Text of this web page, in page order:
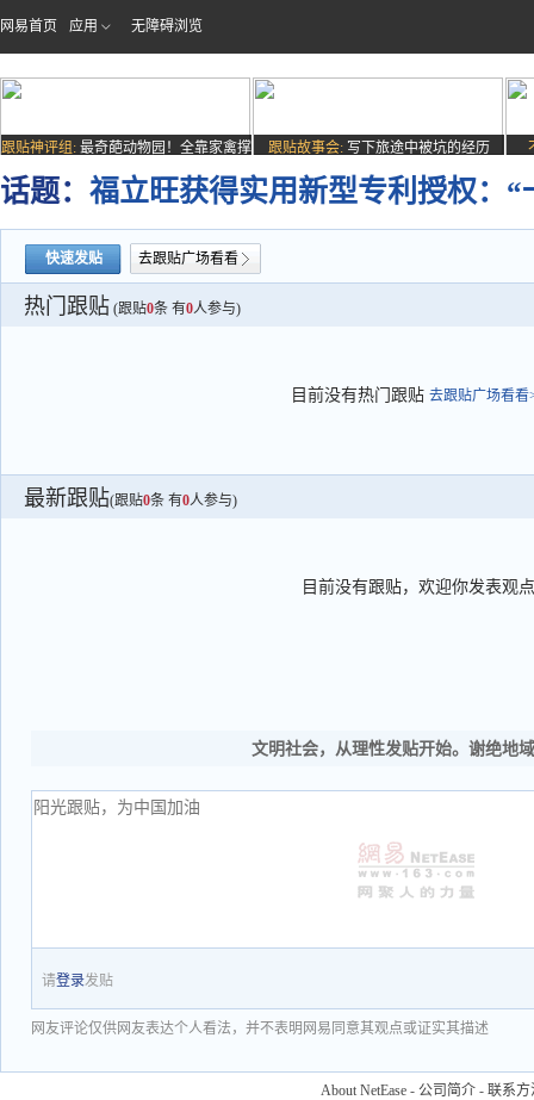
网易首页 应用 无障碍浏览
跟贴神评组: 最奇葩动物园！全靠家禽撑
场子
跟贴故事会: 写下旅途中被坑的经历
话题： 福立旺获得实用新型专利授权：“
快速发贴 去跟贴广场看看
热门跟贴 (跟贴0条 有0人参与)
目前没有热门跟贴 去跟贴广场看看
最新跟贴(跟贴0条 有0人参与)
目前没有跟贴，欢迎你发表观点
文明社会，从理性发贴开始。谢绝地
请登录发贴
网友评论仅供网友表达个人看法，并不表明网易同意其观点或证实其描述
About NetEase - 公司简介 - 联系方